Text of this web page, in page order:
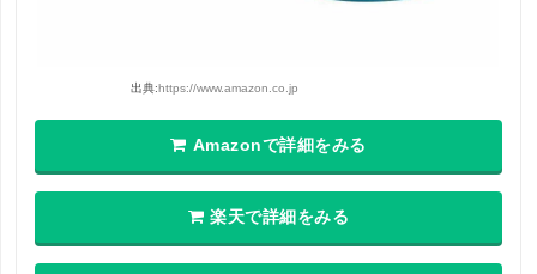
出典:https://www.amazon.co.jp
Amazonで詳細をみる
楽天で詳細をみる